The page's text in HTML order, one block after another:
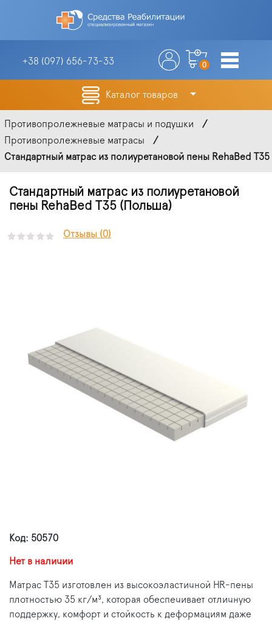
+38 (097) 656-73-33 0
Каталог товаров
Противопролежневые матрасы и подушки
Противопролежневые матрасы
Стандартный матрас из полиуретановой пены RehaBed
Стандартный матрас из полиуретановой
пены RehaBed T35 (Польша)
Отзывы (0)
Код: 50570
Нет в наличии
Матрас T35 изготовлен из высокоэластичной HR-пены
плотностью 35 кг/м³, которая обеспечивает отличную
поддержку, комфорт и стойкость к деформациям даже